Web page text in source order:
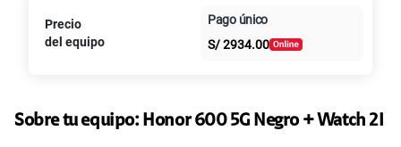
Paga solo
125GBen alta velocidad
S/
Paga solo S/ 95.90
Al contado Cuotas Claro
intereses
Precio
del equipo
Pago único
S/2934.00
Sobre tu equipo: Honor 600 5G Negro + Watch 2I